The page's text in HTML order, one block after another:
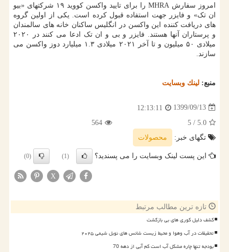
امروز سفارش MHRA را برای تایید واکسن کووید ۱۹ شرکتهای «بیو
ان تک» و فایزر جهت استفاده قبول کرده است. یکی از اولین گروه
های دریافت کننده این واکسن در انگلیس ساکنان خانه های سالمندان
و پرستاران آنها هستند. فایزر و بی و ان تک ادعا می کنند در ۲۰۲۰
میلادی ۵۰ میلیون و تا آخر ۲۰۲۱ میلادی ۱.۳ میلیارد دوز واکسن می
سازند.
منبع: لینك وبسایت
1399/09/13
12:13:11
5.0
/ 5
564
تگهای خبر:
محصولات
این پست لینک وبسایت را می پسندید؟ (1)
(0)
X
تازه ترین مطالب مرتبط
کشف دلیل کوری های بی بازگشت
تحقیقات در آب وهوا و محیط زیست شانس های نوبل شیمی ۲۰۲۵
بودجه تنها چاره مشکل آب است کم آبی از دهه 70